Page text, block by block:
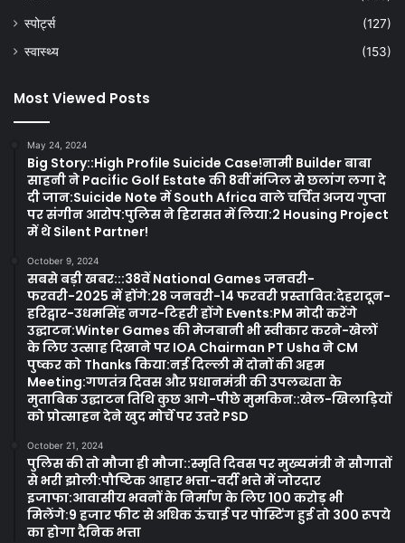
स्पोर्ट्स
(127)
स्वास्थ्य
(153)
Most Viewed Posts
May 24, 2024
Big Story::High Profile Suicide Case!नामी Builder बाबा
साहनी ने Pacific Golf Estate की 8वीं मंजिल से छलांग लगा दे
दी जान:Suicide Note में South Africa वाले चर्चित अजय गुप्ता
पर संगीन आरोप:पुलिस ने हिरासत में लिया:2 Housing Project
में थे Silent Partner!
October 9, 2024
सबसे बड़ी खबर:::38वें National Games जनवरी-
फरवरी-2025 में होंगे:28 जनवरी-14 फरवरी प्रस्तावित:देहरादून-
हरिद्वार-उधमसिंह नगर-टिहरी होंगे Events:PM मोदी करेंगे
उद्घाटन:Winter Games की मेजबानी भी स्वीकार करने-खेलों
के लिए उत्साह दिखाने पर IOA Chairman PT Usha ने CM
पुष्कर को Thanks किया:नई दिल्ली में दोनों की अहम
Meeting:गणतंत्र दिवस और प्रधानमंत्री की उपलब्धता के
मुताबिक उद्घाटन तिथि कुछ आगे-पीछे मुमकिन::खेल-खिलाड़ियों
को प्रोत्साहन देने खुद मोर्चे पर उतरे PSD
October 21, 2024
पुलिस की तो मौजा ही मौजा::स्मृति दिवस पर मुख्यमंत्री ने सौगातों
से भरी झोली:पौष्टिक आहार भत्ता-वर्दी भत्ते में जोरदार
इजाफा:आवासीय भवनों के निर्माण के लिए 100 करोड़ भी
मिलेंगे:9 हजार फीट से अधिक ऊंचाई पर पोस्टिंग हुई तो 300 रूपये
का होगा दैनिक भत्ता